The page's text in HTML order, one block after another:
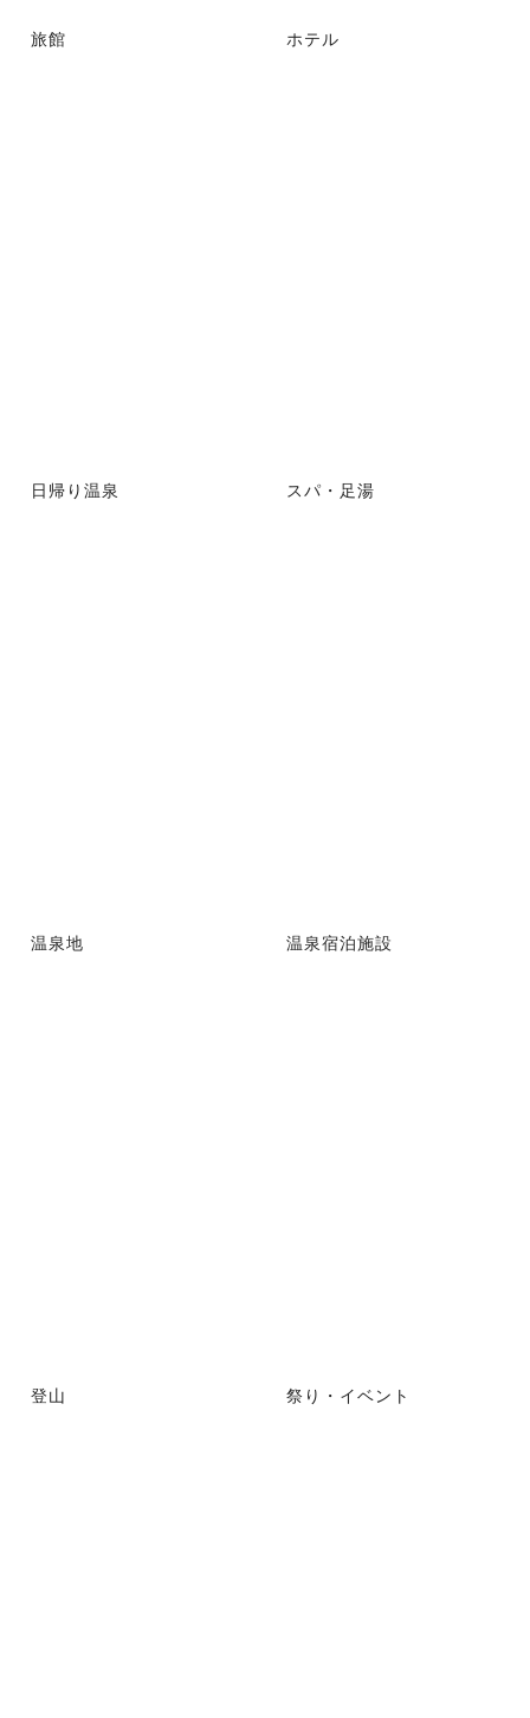
旅館 ホテル
日帰り温泉 スパ・足湯
温泉地 温泉宿泊施設
登山 祭り・イベント